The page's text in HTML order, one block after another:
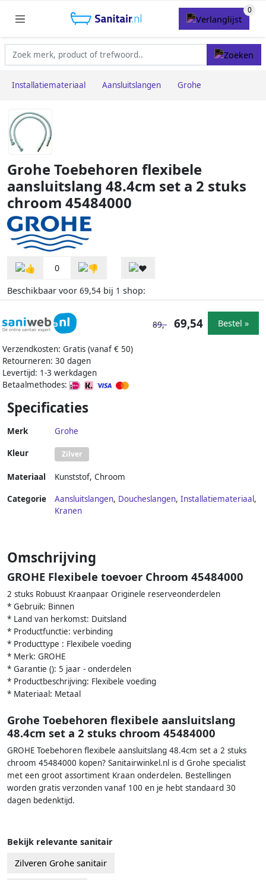
Installatiemateriaal Aansluitslangen Grohe
Grohe Toebehoren flexibele
aansluitslang 48.4cm set a 2 stuks
chroom 45484000
0
Beschikbaar voor 69,54 bij 1 shop:
Verzendkosten: Gratis (vanaf € 50)
Retourneren: 30 dagen
Levertijd: 1-3 werkdagen
Betaalmethodes:
89,- 69,54 Bestel »
Specificaties
Merk Grohe
Kleur Zilver
Materiaal Kunststof, Chroom
Categorie Aansluitslangen, Doucheslangen, Installatiemateriaal,
Kranen
Omschrijving
GROHE Flexibele toevoer Chroom 45484000
2 stuks Robuust Kraanpaar Originele reserveonderdelen
* Gebruik: Binnen
* Land van herkomst: Duitsland
* Productfunctie: verbinding
* Producttype : Flexibele voeding
* Merk: GROHE
* Garantie (): 5 jaar - onderdelen
* Productbeschrijving: Flexibele voeding
* Materiaal: Metaal
Grohe Toebehoren flexibele aansluitslang
48.4cm set a 2 stuks chroom 45484000
GROHE Toebehoren flexibele aansluitslang 48.4cm set a 2 stuks
chroom 45484000 kopen? Sanitairwinkel.nl is d Grohe specialist
met een groot assortiment Kraan onderdelen. Bestellingen
worden gratis verzonden vanaf 100 en je hebt standaard 30
dagen bedenktijd.
Bekijk relevante sanitair
Zilveren Grohe sanitair